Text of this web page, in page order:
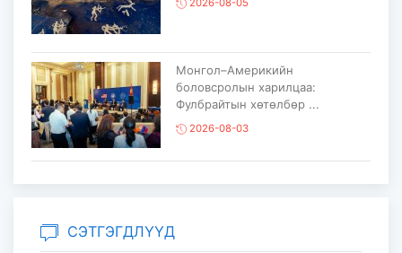
2026-08-05
Монгол–Америкийн
боловсролын харилцаа:
Фулбрайтын хөтөлбөр ...
2026-08-03
СЭТГЭГДЛҮҮД